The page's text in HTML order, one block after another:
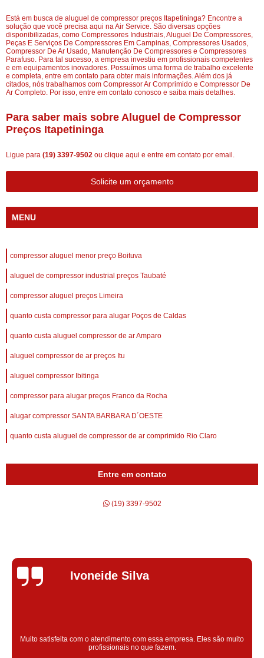
Está em busca de aluguel de compressor preços Itapetininga? Encontre a
solução que você precisa aqui na Air Service. São diversas opções
disponibilizadas, como Compressores Industriais, Aluguel De Compressores,
Peças E Serviços De Compressores Em Campinas, Compressores Usados,
Compressor De Ar Usado, Manutenção De Compressores e Compressores
Parafuso. Para tal sucesso, a empresa investiu em profissionais competentes
e em equipamentos inovadores. Possuímos uma forma de trabalho excelente
e completa, entre em contato para obter mais informações. Além dos já
citados, nós trabalhamos com Compressor Ar Comprimido e Compressor De
Ar Completo. Por isso, entre em contato conosco e saiba mais detalhes.
Para saber mais sobre Aluguel de Compressor
Preços Itapetininga
Ligue para (19) 3397-9502 ou clique aqui e entre em contato por email.
Solicite um orçamento
MENU
compressor aluguel menor preço Boituva
aluguel de compressor industrial preços Taubaté
compressor aluguel preços Limeira
quanto custa compressor para alugar Poços de Caldas
quanto custa aluguel compressor de ar Amparo
aluguel compressor de ar preços Itu
aluguel compressor Ibitinga
compressor para alugar preços Franco da Rocha
alugar compressor SANTA BARBARA D´OESTE
quanto custa aluguel de compressor de ar comprimido Rio Claro
Entre em contato
(19) 3397-9502
Silvana Alves
Super satisfeita com o serviço prestado, atendimento muito bom!
colaoradores educado e transparente, destaque para o colaborador
Claudinei excelente profissional!